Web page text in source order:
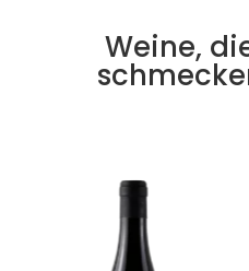
Weine,